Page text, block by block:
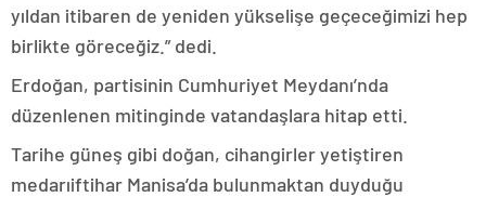
yıldan itibaren de yeniden yükselişe geçeceğimizi hep
birlikte göreceğiz.” dedi.
Erdoğan, partisinin Cumhuriyet Meydanı’nda
düzenlenen mitinginde vatandaşlara hitap etti.
Tarihe güneş gibi doğan, cihangirler yetiştiren
medarıiftihar Manisa’da bulunmaktan duyduğu